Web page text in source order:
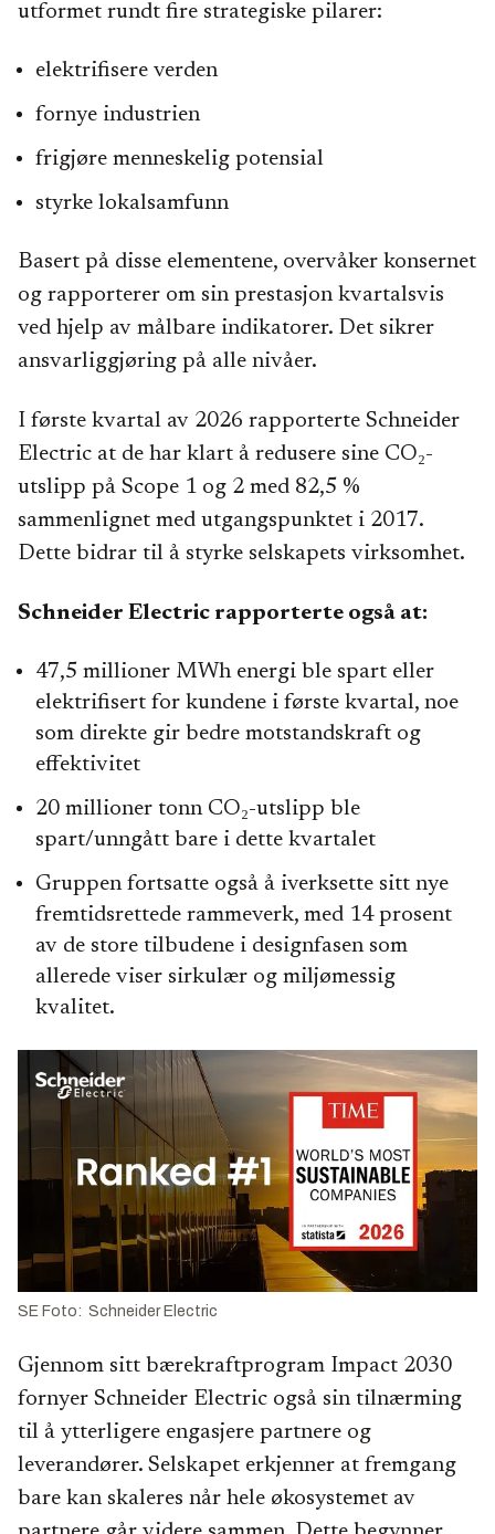
utformet rundt fire strategiske pilarer:
elektrifisere verden
fornye industrien
frigjøre menneskelig potensial
styrke lokalsamfunn
Basert på disse elementene, overvåker konsernet
og rapporterer om sin prestasjon kvartalsvis
ved hjelp av målbare indikatorer. Det sikrer
ansvarliggjøring på alle nivåer.
I første kvartal av 2026 rapporterte Schneider
Electric at de har klart å redusere sine CO₂-
utslipp på Scope 1 og 2 med 82,5 %
sammenlignet med utgangspunktet i 2017.
Dette bidrar til å styrke selskapets virksomhet.
Schneider Electric rapporterte også at:
47,5 millioner MWh energi ble spart eller
elektrifisert for kundene i første kvartal, noe
som direkte gir bedre motstandskraft og
effektivitet
20 millioner tonn CO₂-utslipp ble
spart/unngått bare i dette kvartalet
Gruppen fortsatte også å iverksette sitt nye
fremtidsrettede rammeverk, med 14 prosent
av de store tilbudene i designfasen som
allerede viser sirkulær og miljømessig
kvalitet.
SE Foto: Schneider Electric
Gjennom sitt bærekraftprogram Impact 2030
fornyer Schneider Electric også sin tilnærming
til å ytterligere engasjere partnere og
leverandører. Selskapet erkjenner at fremgang
bare kan skaleres når hele økosystemet av